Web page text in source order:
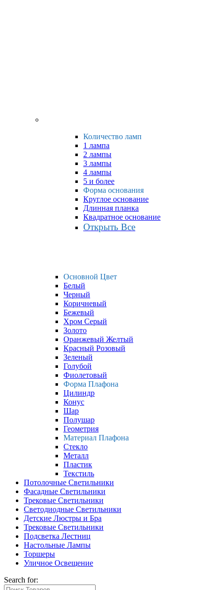
Количество ламп
1 лампа
2 лампы
3 лампы
4 лампы
5 и более
Форма основания
Круглое основание
Длинная планка
Квадратное основание
Открыть Все
Основной Цвет
Белый
Черный
Коричневый
Бежевый
Хром Серый
Золото
Оранжевый Желтый
Красный Розовый
Зеленый
Голубой
Фиолетовый
Форма Плафона
Цилиндр
Конус
Шар
Полушар
Геометрия
Материал Плафона
Стекло
Металл
Пластик
Текстиль
Потолочные Светильники
Фасадные Светильники
Трековые Светильники
Светодиодные Светильники
Детские Люстры и Бра
Трековые Светильники
Подсветка Лестниц
Настольные Лампы
Торшеры
Уличное Освещение
Search for: